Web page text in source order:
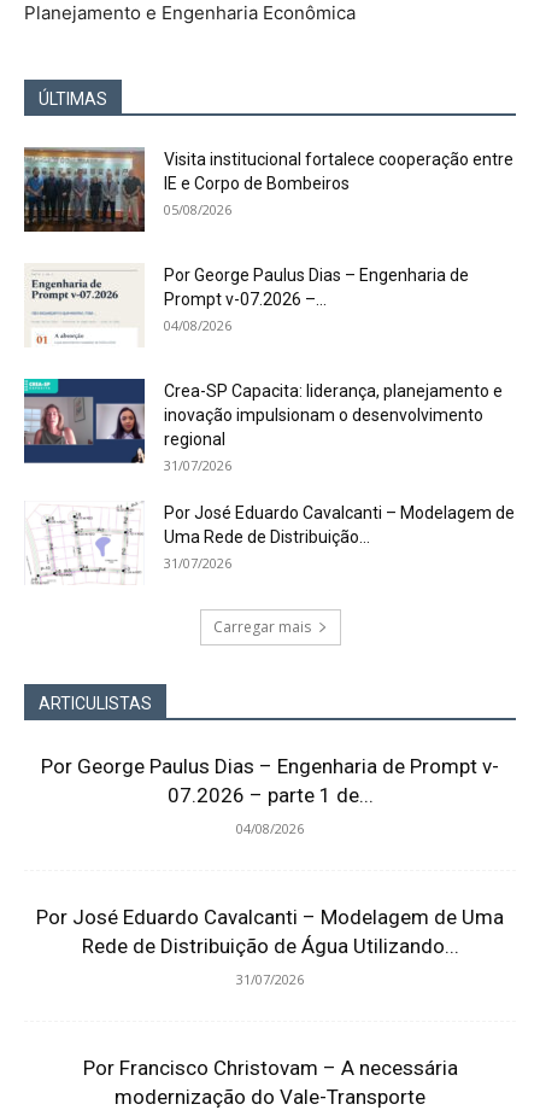
Planejamento e Engenharia Econômica
ÚLTIMAS
Visita institucional fortalece cooperação entre
IE e Corpo de Bombeiros
05/08/2026
Por George Paulus Dias – Engenharia de
Prompt v-07.2026 –...
04/08/2026
Crea-SP Capacita: liderança, planejamento e
inovação impulsionam o desenvolvimento
regional
31/07/2026
Por José Eduardo Cavalcanti – Modelagem de
Uma Rede de Distribuição...
31/07/2026
Carregar mais
ARTICULISTAS
Por George Paulus Dias – Engenharia de Prompt v-
07.2026 – parte 1 de...
04/08/2026
Por José Eduardo Cavalcanti – Modelagem de Uma
Rede de Distribuição de Água Utilizando...
31/07/2026
Por Francisco Christovam – A necessária
modernização do Vale-Transporte